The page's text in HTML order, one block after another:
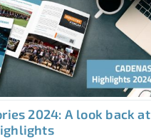
2024: A look back at